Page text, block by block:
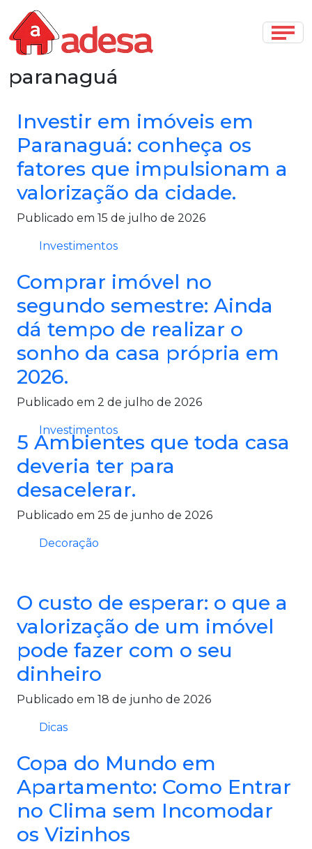
paranaguá
Investir em imóveis em
Paranaguá: conheça os
fatores que impulsionam a
valorização da cidade.
Publicado em 15 de julho de 2026
Investimentos
Comprar imóvel no
segundo semestre: Ainda
dá tempo de realizar o
sonho da casa própria em
2026.
Publicado em 2 de julho de 2026
Investimentos
5 Ambientes que toda casa
deveria ter para
desacelerar.
Publicado em 25 de junho de 2026
Decoração
O custo de esperar: o que a
valorização de um imóvel
pode fazer com o seu
dinheiro
Publicado em 18 de junho de 2026
Dicas
Copa do Mundo em
Apartamento: Como Entrar
no Clima sem Incomodar
os Vizinhos